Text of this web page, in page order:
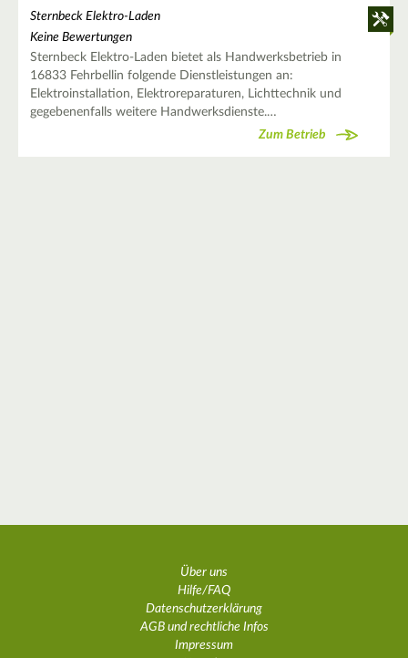
Sternbeck Elektro-Laden
Keine Bewertungen
Sternbeck Elektro-Laden bietet als Handwerksbetrieb in
16833 Fehrbellin folgende Dienstleistungen an:
Elektroinstallation, Elektroreparaturen, Lichttechnik und
gegebenenfalls weitere Handwerksdienste.…
Zum Betrieb
Über uns
Hilfe/FAQ
Datenschutzerklärung
AGB und rechtliche Infos
Impressum